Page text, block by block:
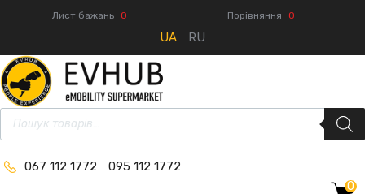
Лист бажань 0 Порівняння 0
UA RU
067 112 1772 095 112 1772
0